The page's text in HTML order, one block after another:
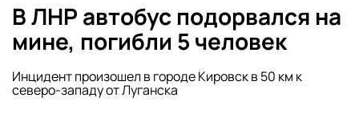
В ЛНР автобус подорвался на
мине, погибли 5 человек
Инцидент произошел в городе Кировск в 50 км к
северо-западу от Луганска